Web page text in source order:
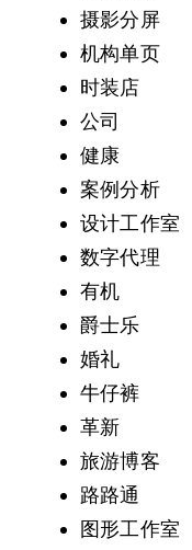
摄影分屏
机构单页
时装店
公司
健康
案例分析
设计工作室
数字代理
有机
爵士乐
婚礼
牛仔裤
革新
旅游博客
路路通
图形工作室